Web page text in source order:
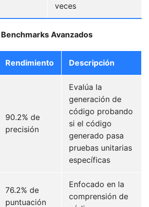
veces
Avanzados
Rendimiento Descripción
90.2% de
precisión
Evalúa la
generación de
código probando
si el código
generado pasa
pruebas unitarias
específicas
76.2% de
puntuación
Enfocado en la
comprensión de